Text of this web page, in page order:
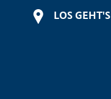
LOS GEHT'S